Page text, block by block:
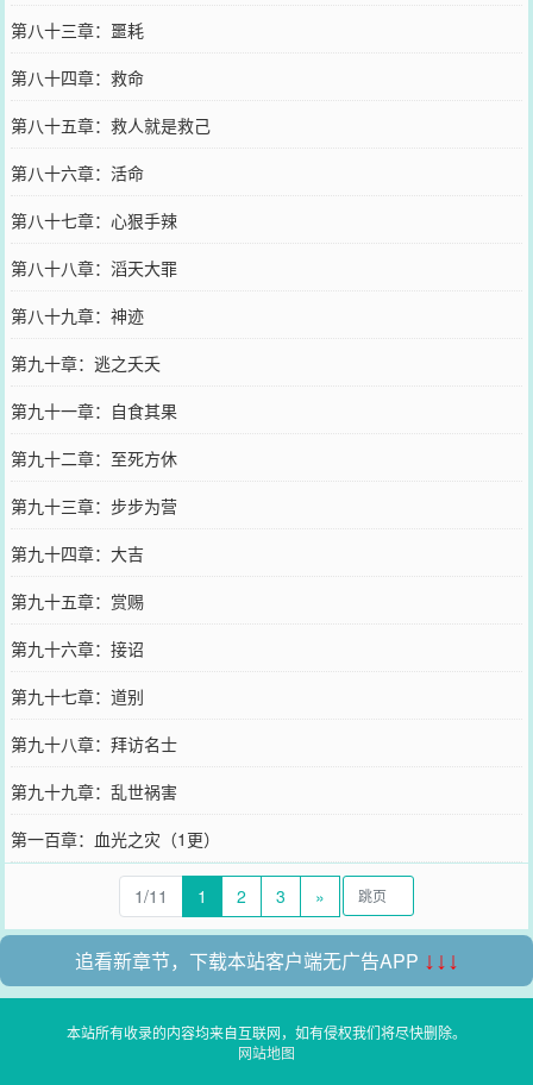
第八十三章：噩耗
第八十四章：救命
第八十五章：救人就是救己
第八十六章：活命
第八十七章：心狠手辣
第八十八章：滔天大罪
第八十九章：神迹
第九十章：逃之夭夭
第九十一章：自食其果
第九十二章：至死方休
第九十三章：步步为营
第九十四章：大吉
第九十五章：赏赐
第九十六章：接诏
第九十七章：道别
第九十八章：拜访名士
第九十九章：乱世祸害
第一百章：血光之灾（1更）
1/11 1 2 3 »
追看新章节，下载本站客户端无广告APP ↓↓↓
本站所有收录的内容均来自互联网，如有侵权我们将尽快删除。
网站地图